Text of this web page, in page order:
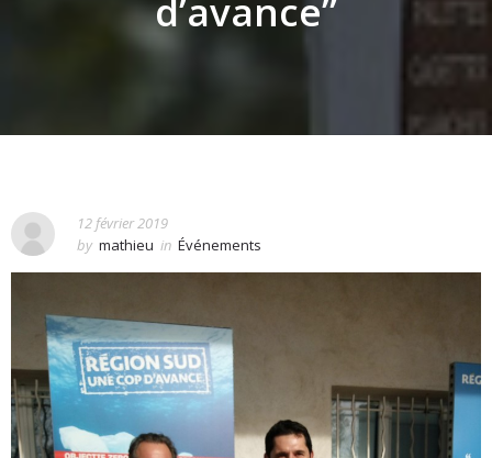
d’avance”
12 février 2019
by mathieu in Événements